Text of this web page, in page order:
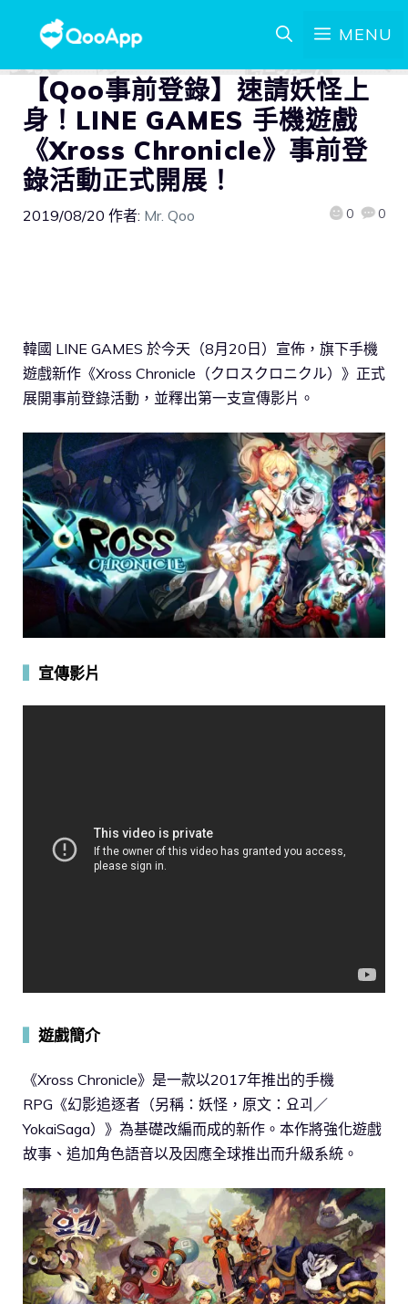
MENU
【Qoo事前登錄】速請妖怪上
身！LINE GAMES 手機遊戲
《Xross Chronicle》事前登
錄活動正式開展！
2019/08/20 作者: Mr. Qoo 0 0
韓國 LINE GAMES 於今天（8月20日）宣佈，旗下手機
遊戲新作《Xross Chronicle（クロスクロニクル）》正式
展開事前登錄活動，並釋出第一支宣傳影片。
宣傳影片
遊戲簡介
《Xross Chronicle》是一款以2017年推出的手機
RPG《幻影追逐者（另稱：妖怪，原文：요괴／
YokaiSaga）》為基礎改編而成的新作。本作將強化遊戲
故事、追加角色語音以及因應全球推出而升級系統。